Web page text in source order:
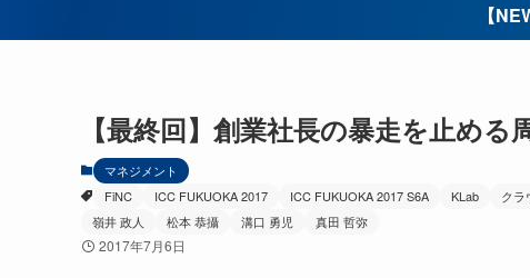
【
【最終回】創業社長の暴走を止める
マネジメント
FiNC
ICC FUKUOKA 2017 ICC FUKUOKA 2017 S6A KLab クラ
嶺井 政人
松本 恭攝 溝口 勇児 真田 哲弥
2017年7月6日